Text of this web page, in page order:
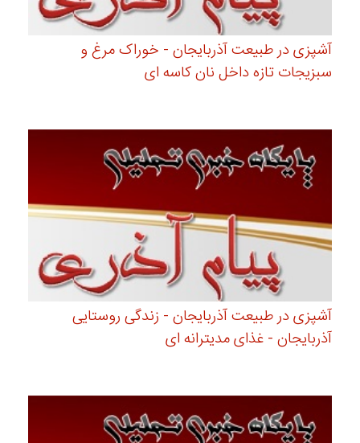
آشپزی در طبیعت آذربایجان - خوراک مرغ و
سبزیجات تازه داخل نان کاسه ای
آشپزی در طبیعت آذربایجان - زندگی روستایی
آذربایجان - غذای مدیترانه ای